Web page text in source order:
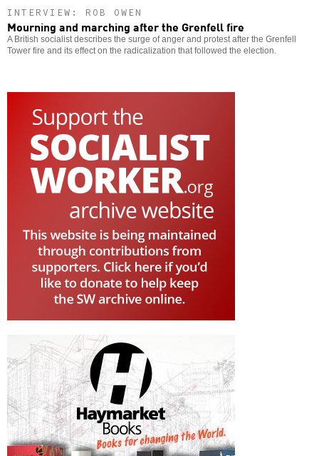
INTERVIEW: ROB OWEN
Mourning and marching after the Grenfell fire
A British socialist describes the surge of anger and protest after the Grenfell
Tower fire and its effect on the radicalization that followed the election.